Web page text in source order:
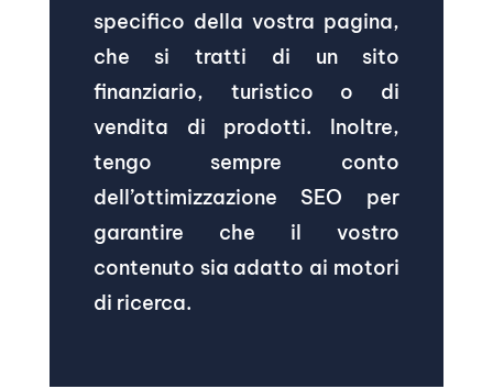
specifico della vostra pagina,
che si tratti di un sito
finanziario, turistico o di
vendita di prodotti. Inoltre,
tengo sempre conto
dell’ottimizzazione SEO per
garantire che il vostro
contenuto sia adatto ai motori
di ricerca.